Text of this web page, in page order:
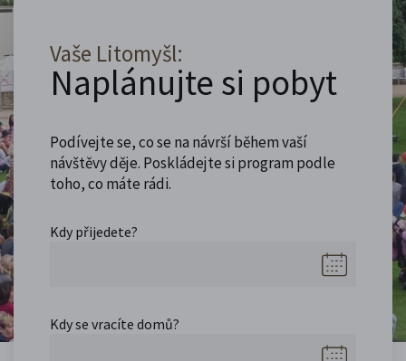
Vaše Litomyšl:
Naplánujte si pobyt
Podívejte se, co se na návrší během vaší
návštěvy děje. Poskládejte si program podle
toho, co máte rádi.
Kdy přijedete?
Kdy se vracíte domů?